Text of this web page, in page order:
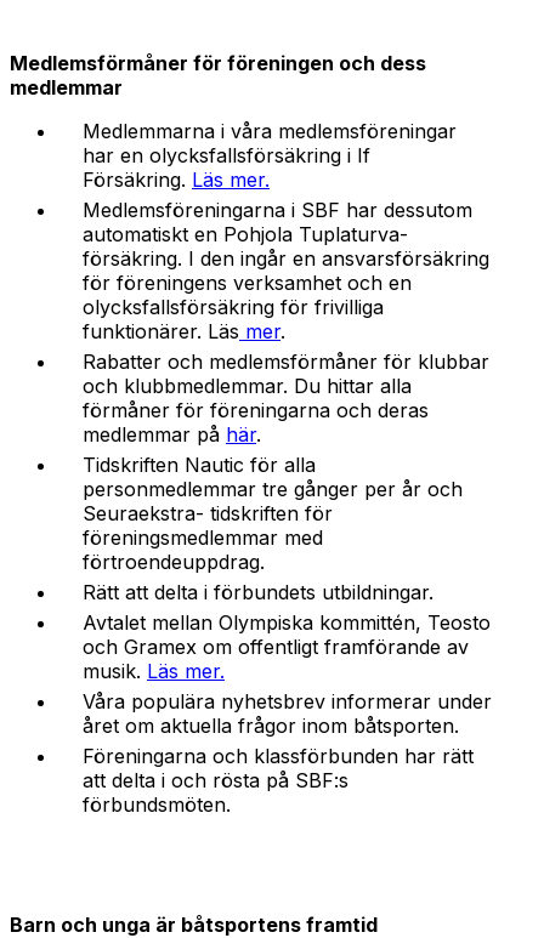
Medlemsförmåner för föreningen och dess
medlemmar
Medlemmarna i våra medlemsföreningar
har en olycksfallsförsäkring i If
Försäkring. Läs mer.
Medlemsföreningarna i SBF har dessutom
automatiskt en Pohjola Tuplaturva-
försäkring. I den ingår en ansvarsförsäkring
för föreningens verksamhet och en
olycksfallsförsäkring för frivilliga
funktionärer. Läs mer.
Rabatter och medlemsförmåner för klubbar
och klubbmedlemmar. Du hittar alla
förmåner för föreningarna och deras
medlemmar på här.
Tidskriften Nautic för alla
personmedlemmar tre gånger per år och
Seuraekstra- tidskriften för
föreningsmedlemmar med
förtroendeuppdrag.
Rätt att delta i förbundets utbildningar.
Avtalet mellan Olympiska kommittén, Teosto
och Gramex om offentligt framförande av
musik. Läs mer.
Våra populära nyhetsbrev informerar under
året om aktuella frågor inom båtsporten.
Föreningarna och klassförbunden har rätt
att delta i och rösta på SBF:s
förbundsmöten.
Barn och unga är båtsportens framtid